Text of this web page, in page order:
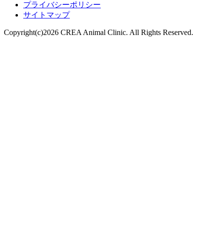
プライバシーポリシー
サイトマップ
Copyright(c)2026 CREA Animal Clinic. All Rights Reserved.